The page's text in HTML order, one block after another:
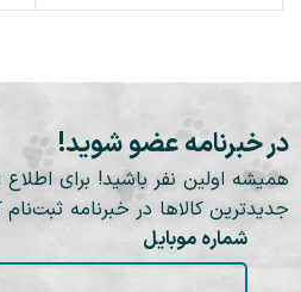
در خبرنامه عضو شوید!
همیشه اولین نفر باشید! برای
جدیدترین کالاها در خبرنامه ثبت‌نام
شماره موبایل